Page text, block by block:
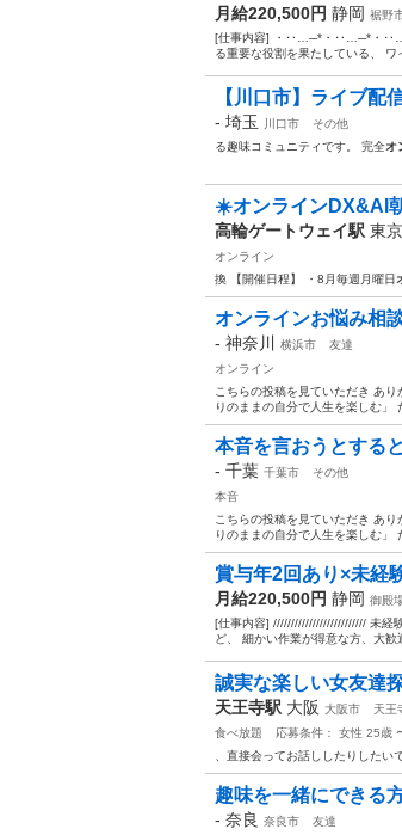
月給220,500円 静岡 裾野
[仕事内容] ・‥…─*・‥…─*・
る重要な役割を果たしている、
【川口市】ライブ配
- 埼玉 川口市
その他
る趣味コミュニティです。 完全オ
☀️オンラインDX&AI
高輪ゲートウェイ駅 東京
オンライン
換 【開催日程】 ・8月毎週月曜日
オンラインお悩み相
- 神奈川 横浜市
友達
オンライン
こちらの投稿を見ていただき あ
りのままの自分で人生を楽しむ」
本音を言おうとする
- 千葉 千葉市
その他
本音
こちらの投稿を見ていただき あ
りのままの自分で人生を楽しむ」
賞与年2回あり×未経
月給220,500円 静岡 御殿
[仕事内容] ////////////////////////// 未経
ど、 細かい作業が得意な方、大歓
誠実な楽しい女友達
天王寺駅 大阪 大阪市 天王
食べ放題
応募条件： 女性 25歳
、直接会ってお話ししたりしたい
趣味を一緒にできる
- 奈良 奈良市
友達